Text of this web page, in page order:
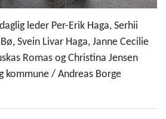
leder Per-Erik Haga, Serhii
Svein Livar Haga, Janne Cecilie
Romas og Christina Jensen
kommune / Andreas Borge